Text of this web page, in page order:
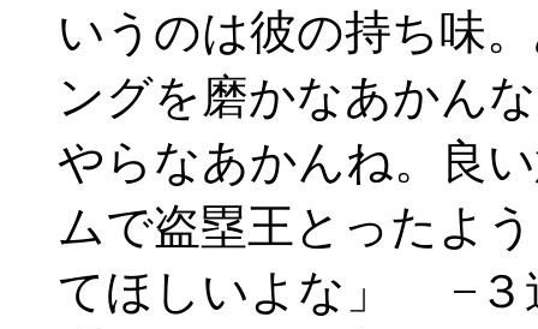
いうのは彼の持ち味
ングを磨かなあかん
やらなあかんね。良
ムで盗塁王とったよ
てほしいよな」 −